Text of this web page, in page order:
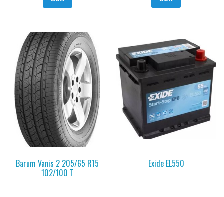
Barum Vanis 2 205/65 R15
102/100 T
Exide EL550